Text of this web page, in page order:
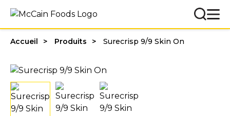
Accueil Produits Surecrisp 9/9 Skin On